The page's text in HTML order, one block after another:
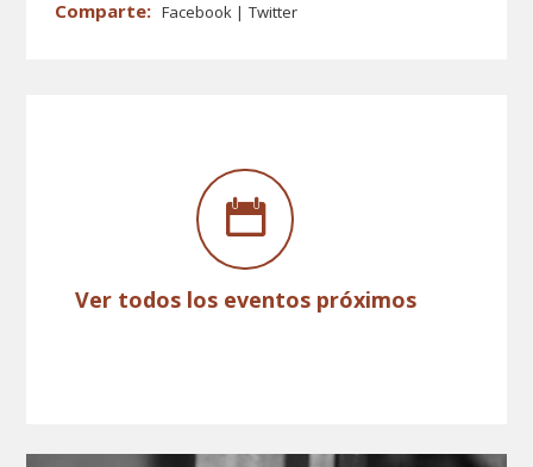
Facebook Twitter
Ver todos los eventos próximos